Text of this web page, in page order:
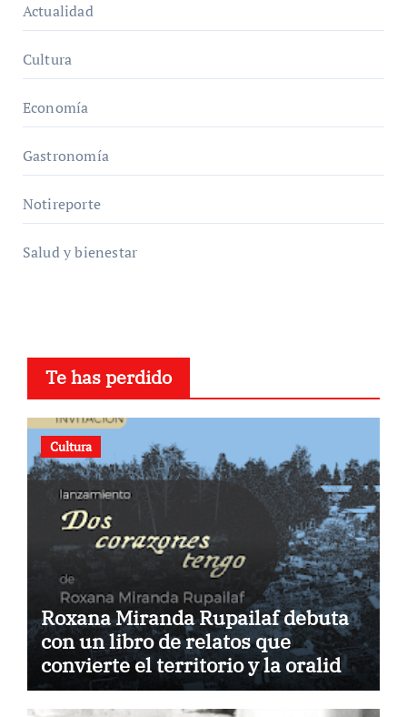
Actualidad
Cultura
Economía
Gastronomía
Notireporte
Salud y bienestar
Te has perdido
Cultura
Roxana Miranda Rupailaf debuta
con un libro de relatos que
convierte el territorio y la oralidad
en literatura